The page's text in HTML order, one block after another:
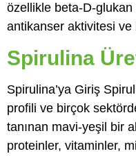
özellikle beta-D-
antikanser aktivitesi ve
Spirulina
Spirulina’ya Giriş
profili ve birçok
tanınan mavi-yeşil bir
proteinler, vitaminler,